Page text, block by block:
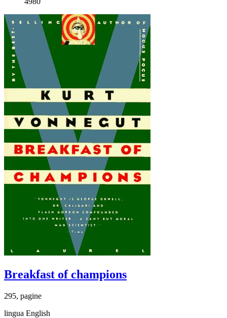
Breakfast of champions
295, pagine
lingua English